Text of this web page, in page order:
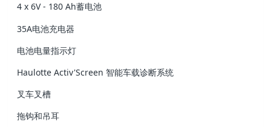
4 x 6V - 180 Ah蓄电池
35A电池充电器
电池电量指示灯
Haulotte Activ'Screen 智能车载诊断系统
叉车叉槽
拖钩和吊耳